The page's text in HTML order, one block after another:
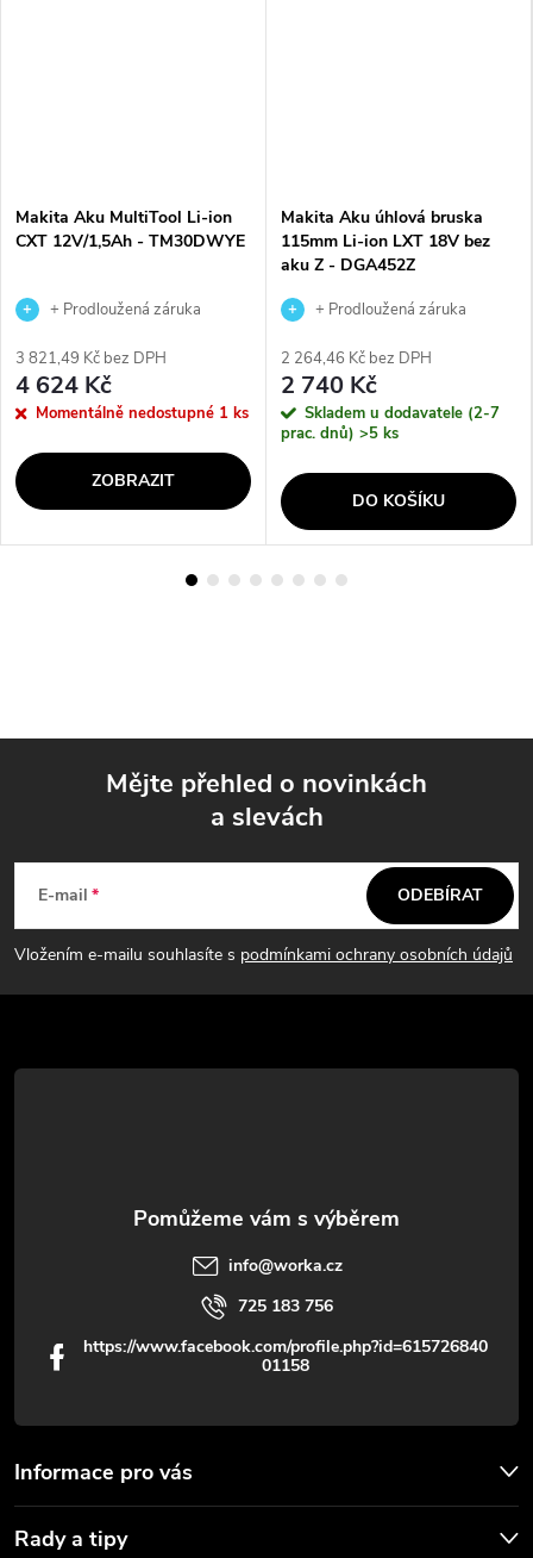
Makita Aku MultiTool Li-ion
CXT 12V/1,5Ah - TM30DWYE
+ Prodloužená záruka
3 821,49 Kč bez DPH
4 624 Kč
Momentálně nedostupné 1 ks
ZOBRAZIT
Makita Aku úhlová bruska
115mm Li-ion LXT 18V bez
aku Z - DGA452Z
+ Prodloužená záruka
2 264,46 Kč bez DPH
2 740 Kč
Skladem u dodavatele (2-7
prac. dnů) >5 ks
DO KOŠÍKU
p
a
t
Mějte přehled o novinkách
a slevách
E-mail
Vložením e-mailu souhlasíte s podmínkami ochrany osobních údajů
ODEBÍRAT
Informace pro vás
Rady a tipy
info@worka.cz
725 183 756
https://www.facebook.com/profile.php?id=615726840
01158